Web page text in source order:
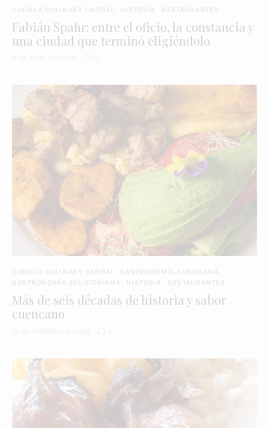
CUENCA CULINARY CAPITAL HISTORIA RESTAURANTES
Fabián Spahr: entre el oficio, la constancia y
una ciudad que terminó eligiéndolo
CUENCA CULINARY CAPITAL
GASTRONOMÍA CUENCANA
GASTRONOMÍA ECUATORIANA
HISTORIA RESTAURANTES
Más de seis décadas de historia y sabor
cuencano